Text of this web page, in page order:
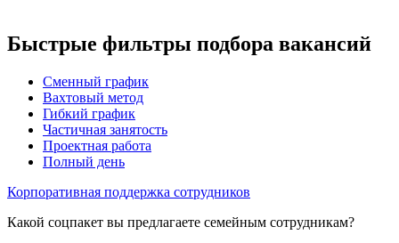
Быстрые фильтры подбора вакансий
Сменный график
Вахтовый метод
Гибкий график
Частичная занятость
Проектная работа
Полный день
Корпоративная поддержка сотрудников
Какой соцпакет вы предлагаете семейным сотрудникам?